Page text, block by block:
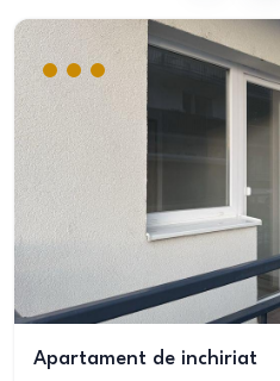
Apartament de inchiriat